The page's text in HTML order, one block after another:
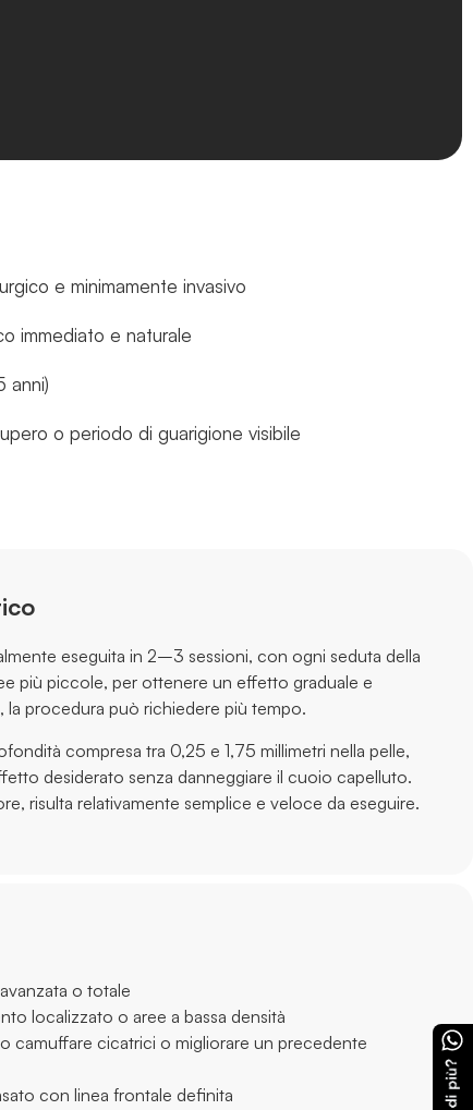
e minimamente invasivo
immediato e naturale
anni)
o periodo di guarigione visibile
eseguita in 2–3 sessioni, con ogni seduta della
più piccole, per ottenere un effetto graduale e
la procedura può richiedere più tempo.
compresa tra 0,25 e 1,75 millimetri nella pelle,
desiderato senza danneggiare il cuoio capelluto.
risulta relativamente semplice e veloce da eseguire.
o totale
localizzato o aree a bassa densità
camuffare cicatrici o migliorare un precedente
con linea frontale definita